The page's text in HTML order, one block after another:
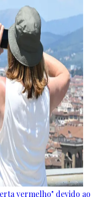
vermelho" devido ao